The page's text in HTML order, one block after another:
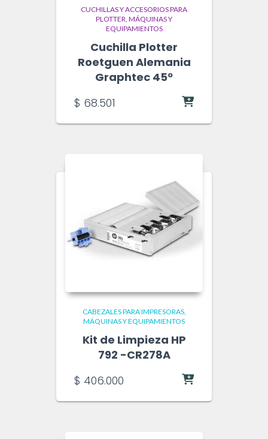
CUCHILLAS Y ACCESORIOS PARA
PLOTTER MÁQUINAS Y
EQUIPAMIENTOS
Cuchilla Plotter
Roetguen Alemania
Graphtec 45º
$ 68.501
CABEZALES PARA IMPRESORAS
MÁQUINAS Y EQUIPAMIENTOS
Kit de Limpieza HP
792 -CR278A
$ 406.000